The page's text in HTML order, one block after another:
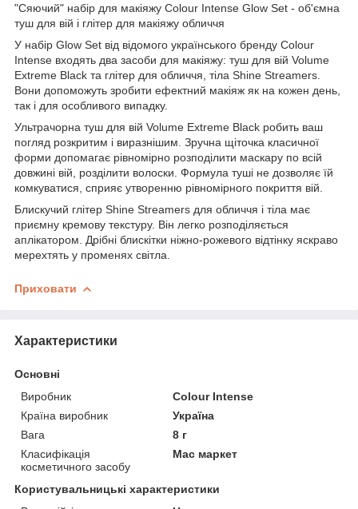
"Сяючий" набір для макіяжу Colour Intense Glow Set - об'ємна
туш для вій і глітер для макіяжу обличчя
У набір Glow Set від відомого українського бренду Colour
Intense входять два засоби для макіяжу: туш для вій Volume
Extreme Black та глітер для обличчя, тіла Shine Streamers.
Вони допоможуть зробити ефектний макіяж як на кожен день,
так і для особливого випадку.
Ультрачорна туш для вій Volume Extreme Black робить ваш
погляд розкритим і виразнішим. Зручна щіточка класичної
форми допомагає рівномірно розподілити маскару по всій
довжині вій, розділити волоски. Формула туші не дозволяє їй
комкуватися, сприяє утворенню рівномірного покриття вій.
Блискучий глітер Shine Streamers для обличчя і тіла має
приємну кремову текстуру. Він легко розподіляється
аплікатором. Дрібні блискітки ніжно-рожевого відтінку яскраво
мерехтять у променях світла.
Приховати
Характеристики
Основні
Виробник
Colour Intense
Країна виробник
Україна
Вага
8 г
Класифікація
косметичного засобу
Мас маркет
Користувальницькі характеристики